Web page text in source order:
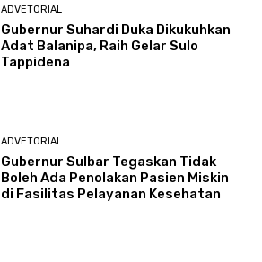
ADVETORIAL
Gubernur Suhardi Duka Dikukuhkan
Adat Balanipa, Raih Gelar Sulo
Tappidena
ADVETORIAL
Gubernur Sulbar Tegaskan Tidak
Boleh Ada Penolakan Pasien Miskin
di Fasilitas Pelayanan Kesehatan